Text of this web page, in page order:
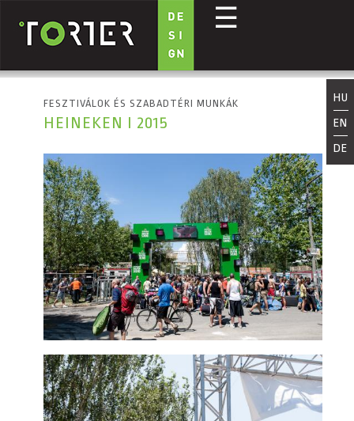
Ugrás a tartalomra
☰
HU
EN
DE
FESZTIVÁLOK ÉS SZABADTÉRI MUNKÁK
HEINEKEN I 2015